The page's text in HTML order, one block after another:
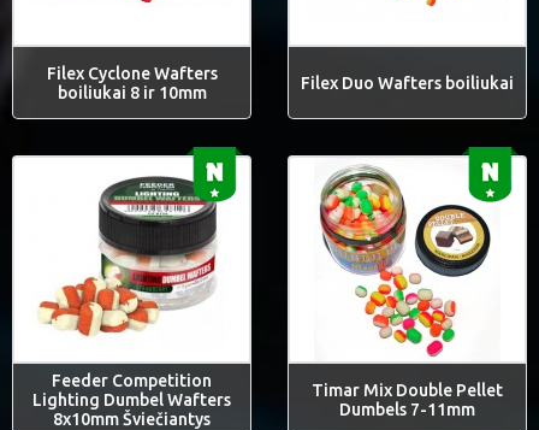
Filex Cyclone Wafters
boiliukai 8 ir 10mm
Filex Duo Wafters boiliukai
Feeder Competition
Lighting Dumbel Wafters
8x10mm Šviečiantys
Timar Mix Double Pellet
Dumbels 7-11mm